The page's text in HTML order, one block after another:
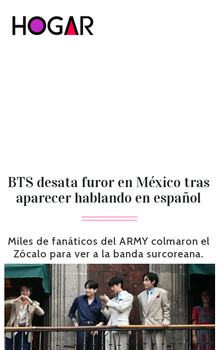
BTS desata furor en México tras
aparecer hablando en español
Miles de fanáticos del ARMY colmaron el
Zócalo para ver a la banda surcoreana.